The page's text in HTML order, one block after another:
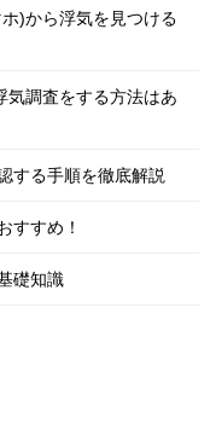
)から浮気を見つける
気調査をする方法はあ
する手順を徹底解説
すすめ！
礎知識